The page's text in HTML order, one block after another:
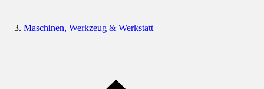
Maschinen, Werkzeug & Werkstatt